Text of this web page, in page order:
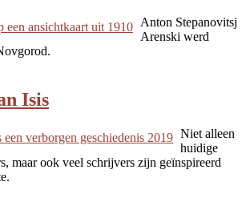
Anton Stepanovitsj
Arenski werd
Isis
Niet alleen
huidige
maar ook veel schrijvers zijn geïnspireerd